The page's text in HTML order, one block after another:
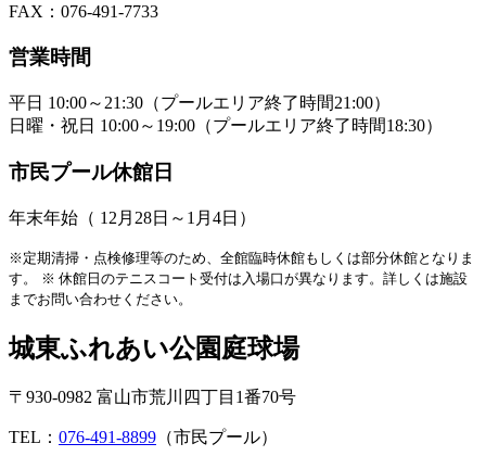
FAX：076-491-7733
営業時間
平日 10:00～21:30（プールエリア終了時間21:00）
日曜・祝日 10:00～19:00（プールエリア終了時間18:30）
市民プール休館日
年末年始（ 12月28日～1月4日）
※定期清掃・点検修理等のため、全館臨時休館もしくは部分休館となりま
す。
※ 休館日のテニスコート受付は入場口が異なります。詳しくは施設
までお問い合わせください。
城東ふれあい公園庭球場
〒930-0982 富山市荒川四丁目1番70号
TEL： 076-491-8899 （市民プール）